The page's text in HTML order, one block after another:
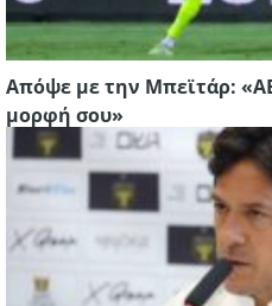
Απόψε με την Μπεϊτάρ:
μορφή σου»